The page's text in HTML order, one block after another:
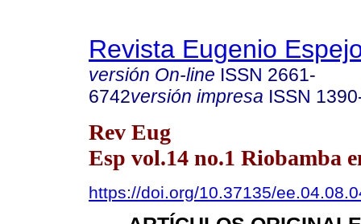
Revista Eugenio
versión On-line ISSN 2661-
6742versión impresa ISSN
Rev Eug
Esp vol.14 no.1 Riobamba
https://doi.org/10.37135/